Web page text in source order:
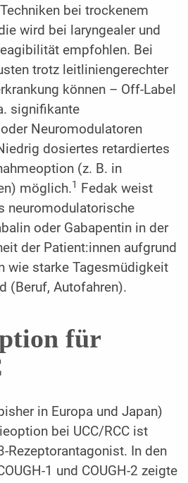
bei trockenem
wird bei laryngealer und
empfohlen. Bei
trotz leitliniengerechter
können – Off-Label
signifikante
Neuromodulatoren
dosiertes retardiertes
(z. B. in
möglich.1
Fedak weist
neuromodulatorische
oder Gabapentin in der
der Patient:innen aufgrund
wie starke Tagesmüdigkeit
(Beruf, Autofahren).
für
in Europa und Japan)
bei UCC/RCC ist
Rezeptorantagonist. In den
1 und COUGH-2 zeigte